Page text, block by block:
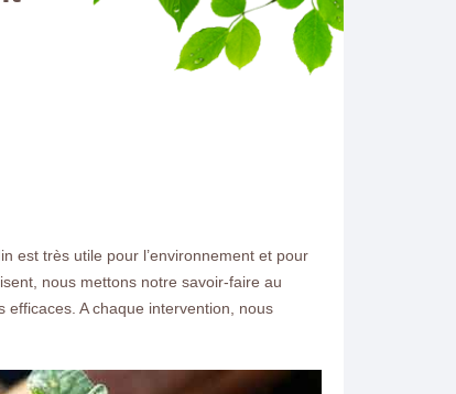
est très utile pour l’environnement et pour
nous mettons notre savoir-faire au
efficaces. A chaque intervention, nous